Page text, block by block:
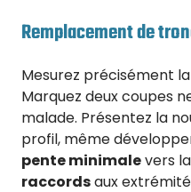
Remplacement de
Mesurez précisément
Marquez deux coupes
malade. Présentez la
profil, même
pente minimalevers
raccordsaux